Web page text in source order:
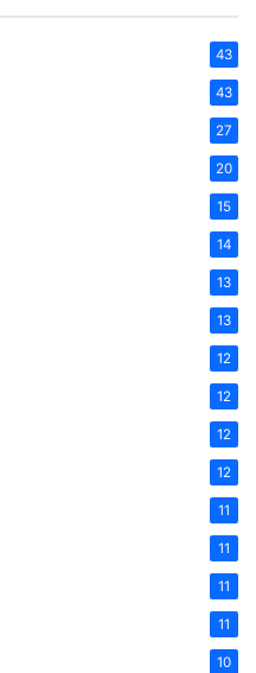
43
43
27
20
15
14
13
13
12
12
12
12
11
11
11
11
10